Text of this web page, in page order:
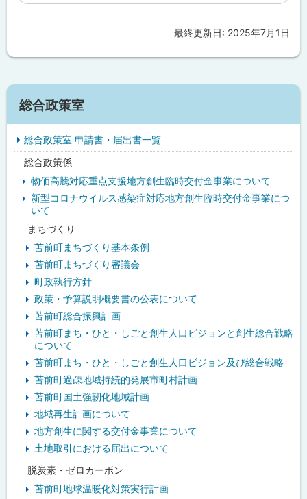
に
戻
最終更新日: 2025年7月1日
サ
イ
ド
総合政策室
総合政策室 申請書・届出書一覧
総合政策係
物価高騰対応重点支援地方創生臨時交付金事業について
新型コロナウイルス感染症対応地方創生臨時交付金事業につ
いて
まちづくり
苫前町まちづくり基本条例
苫前町まちづくり審議会
町政執行方針
政策・予算説明概要書の公表について
苫前町総合振興計画
苫前町まち・ひと・しごと創生人口ビジョンと創生総合戦略
について
苫前町まち・ひと・しごと創生人口ビジョン及び総合戦略
苫前町過疎地域持続的発展市町村計画
苫前町国土強靭化地域計画
地域再生計画について
地方創生に関する交付金事業について
土地取引における届出について
脱炭素・ゼロカーボン
苫前町地球温暖化対策実行計画